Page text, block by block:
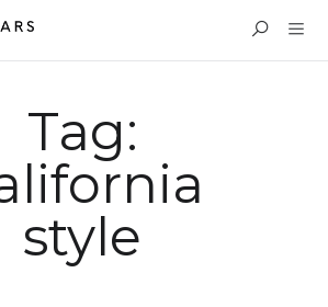
Tag:
style